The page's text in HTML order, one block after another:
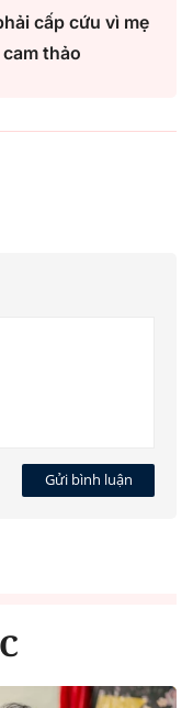
cấp cứu vì mẹ
thảo
Gửi bình luận